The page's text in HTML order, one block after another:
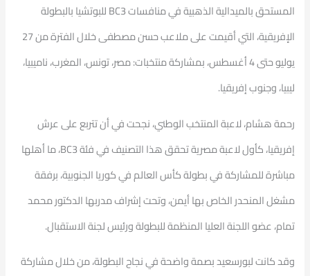
المستحق بالميدالية الذهبية في منافسات BC3 للبوتشيا بالبطولة
الإفريقية، التي أقيمت على ملاعب حسن مصطفى خلال الفترة من 27
يوليو حتى 4 أغسطس، بمشاركة منتخبات: مصر، تونس، المغرب، ناميبيا،
ليبيا، وجنوب إفريقيا.
رحمة هشام، لاعبة المنتخب الوطني، نجحت في أن تتربع على عرش
إفريقيا، كأول لاعبة مصرية تحقق هذا التصنيف في فئة BC3، ما أهلها
مباشرة للمشاركة في بطولة كأس العالم في كوريا الجنوبية، برفقة
مشغل المنحدر الخاص بها أيمن، وتحت إشراف مدربها الدكتور محمد
تمام، عضو اللجنة العليا المنظمة للبطولة ورئيس لجنة الاستقبال.
وقد كانت لبورسعيد بصمة واضحة في نجاح البطولة، من خلال مشاركة